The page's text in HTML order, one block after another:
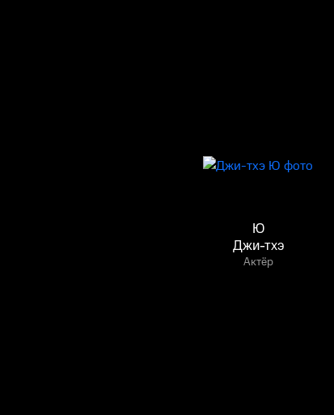
Ю
Джи-тхэ
Актёр